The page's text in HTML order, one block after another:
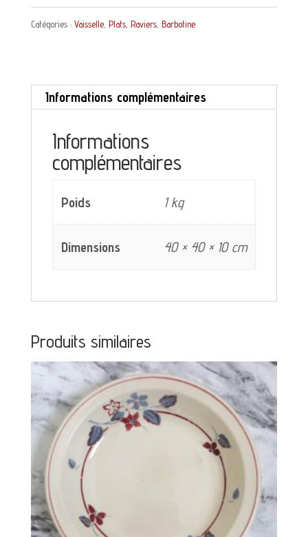
Plat
en
barbotine
verte
Catégories : Vaisselle, Plats, Raviers, Barbotine
Informations complémentaires
Informations
complémentaires
Poids 1 kg
Dimensions 40 × 40 × 10 cm
Produits similaires